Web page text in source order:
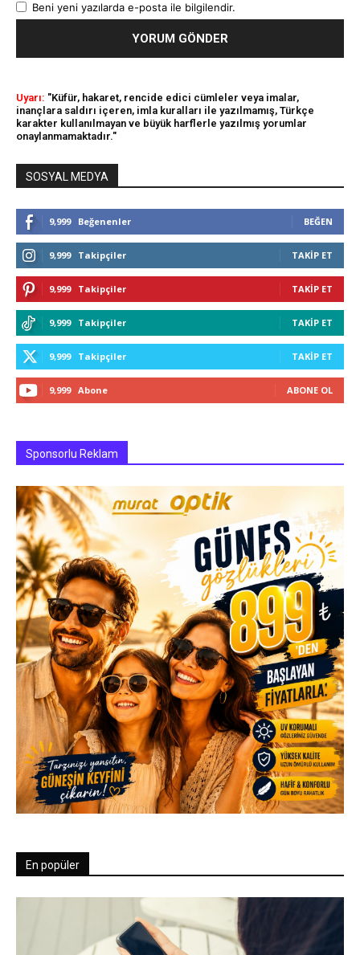
Beni yeni yazılarda e-posta ile bilgilendir.
Uyarı: "Küfür, hakaret, rencide edici cümleler veya imalar,
inançlara saldırı içeren, imla kuralları ile yazılmamış, Türkçe
karakter kullanılmayan ve büyük harflerle yazılmış yorumlar
onaylanmamaktadır."
SOSYAL MEDYA
9,999 Beğenenler BEĞEN
9,999 Takipçiler TAKIP ET
9,999 Takipçiler TAKIP ET
9,999 Takipçiler TAKIP ET
9,999 Takipçiler TAKIP ET
9,999 Abone ABONE OL
Sponsorlu Reklam
En popüler